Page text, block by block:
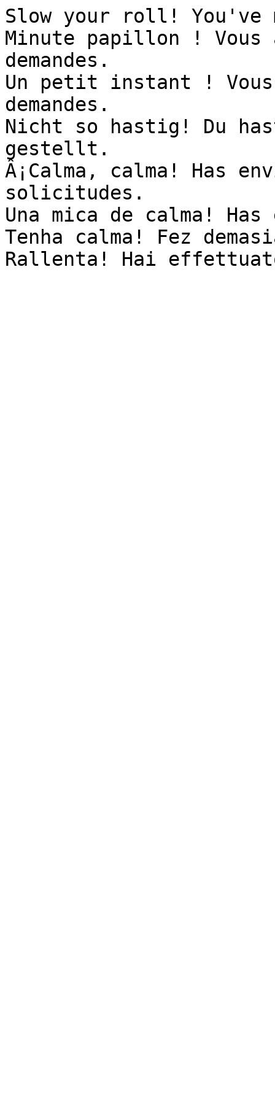
Slow your roll! You've
Minute papillon ! Vous
demandes.
Un petit instant !
demandes.
Nicht so hastig! Du
gestellt.
Â¡Calma, calma! Has
solicitudes.
Una mica de calma!
Tenha calma! Fez
Rallenta! Hai